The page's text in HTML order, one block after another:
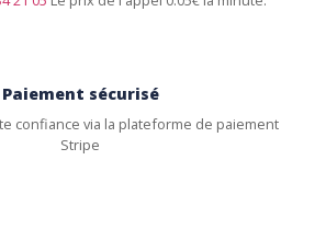
Paiement sécurisé
confiance via la plateforme de paiement
Stripe